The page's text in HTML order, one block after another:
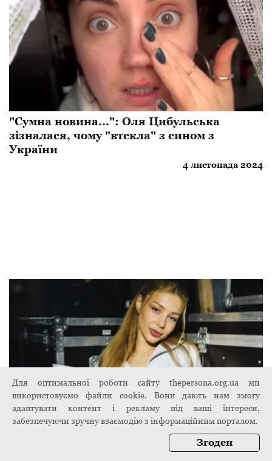
"Сумна новина...": Оля Цибульська
зізналася, чому "втекла" з сином з
України
4 листопада 2024
Тіна Кароль зізналася, як її били багато
Для оптимальної роботи сайту thepersona.org.ua ми
використовуємо файли cookie. Вони дають нам змогу
адаптувати контент і рекламу під ваші інтереси,
забезпечуючи зручну взаємодію з інформаційним порталом.
Згоден